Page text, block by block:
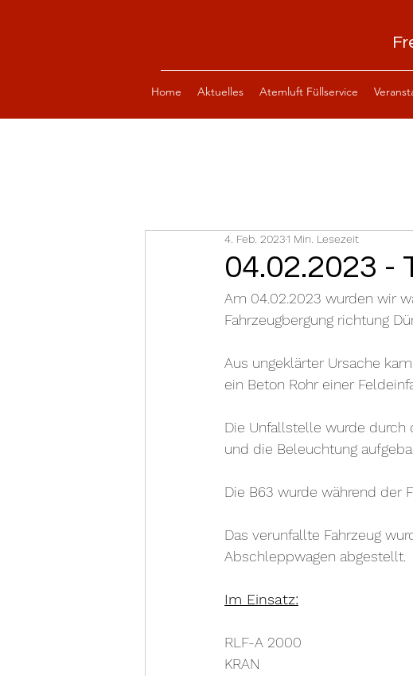
Home Aktuelles Atemluft Füllservice
04.02.2023 -
4. Feb. 20231 Min. Lesezeit
Am 04.02.2023 wurden wir
Fahrzeugbergung richtung
Aus ungeklärter Ursache
ein Beton Rohr einer
Die Unfallstelle wurde durch
und die Beleuchtung
Die B63 wurde während der
Das verunfallte Fahrzeug
Abschleppwagen abgestellt.
Im Einsatz:
RLF-A 2000
KRAN